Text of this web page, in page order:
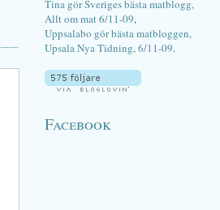
Tina gör Sveriges bästa matblogg,
Allt om mat 6/11-09,
Uppsalabo gör bästa matbloggen,
Upsala Nya Tidning, 6/11-09.
Facebook